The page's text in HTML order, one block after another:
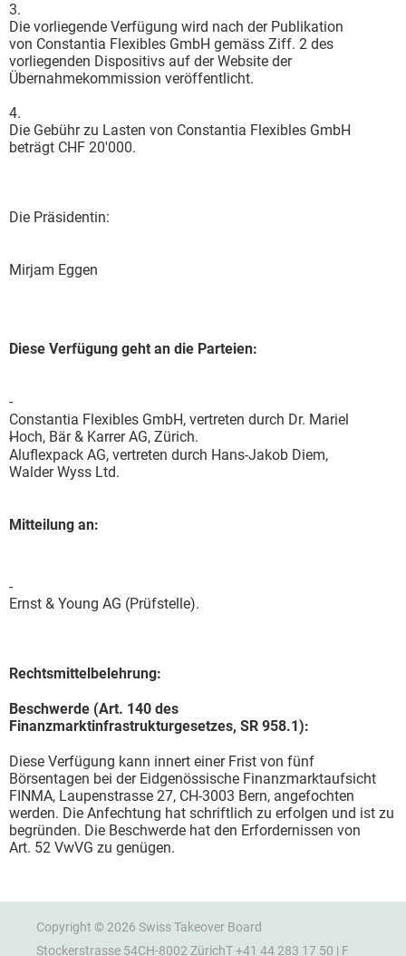
3.
Die vorliegende Verfügung wird nach der Publikation
von Constantia Flexibles GmbH gemäss Ziff. 2 des
vorliegenden Dispositivs auf der Website der
Übernahmekommission veröffentlicht.
4.
Die Gebühr zu Lasten von Constantia Flexibles GmbH
beträgt CHF 20'000.
Die Präsidentin:
Mirjam Eggen
Diese Verfügung geht an die Parteien:
-
Constantia Flexibles GmbH, vertreten durch Dr. Mariel
Hoch, Bär & Karrer AG, Zürich.
-
Aluflexpack AG, vertreten durch Hans-Jakob Diem,
Walder Wyss Ltd.
Mitteilung an:
-
Ernst & Young AG (Prüfstelle).
Rechtsmittelbelehrung:
Beschwerde (Art. 140 des
Finanzmarktinfrastrukturgesetzes, SR 958.1):
Diese Verfügung kann innert einer Frist von fünf
Börsentagen bei der Eidgenössische Finanzmarktaufsicht
FINMA, Laupenstrasse 27, CH-3003 Bern, angefochten
werden. Die Anfechtung hat schriftlich zu erfolgen und ist zu
begründen. Die Beschwerde hat den Erfordernissen von
Art. 52 VwVG zu genügen.
Copyright © 2026 Swiss Takeover Board
Stockerstrasse 54CH-8002 ZürichT +41 44 283 17 50 | F